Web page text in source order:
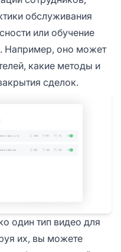
обслуживания
или обучение
Например, оно может
какие методы и
сделок.
один тип видео для
их, вы можете